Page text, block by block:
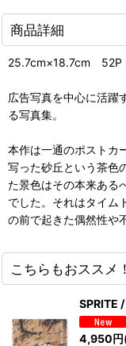
商品詳細
25.7cm×18.7cm 52P
広告写真を中心に活躍
る写真集。
本作は一通のポストカ
写った砂丘という茶色
た景色はその本来ある
でした。それはタイム
の前で起きた偶然性や
こちらもおススメ！
SPRITE
4,950円